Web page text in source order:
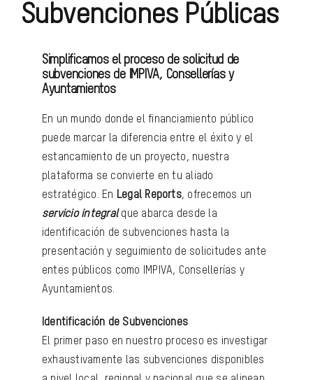
Subvenciones Públicas
Simplificamos el proceso de solicitud de
subvenciones de IMPIVA, Consellerías y
Ayuntamientos
En un mundo donde el financiamiento público
puede marcar la diferencia entre el éxito y el
estancamiento de un proyecto, nuestra
plataforma se convierte en tu aliado
estratégico. En Legal Reports, ofrecemos un
servicio integral que abarca desde la
identificación de subvenciones hasta la
presentación y seguimiento de solicitudes ante
entes públicos como IMPIVA, Consellerías y
Ayuntamientos.
Identificación de Subvenciones
El primer paso en nuestro proceso es investigar
exhaustivamente las subvenciones disponibles